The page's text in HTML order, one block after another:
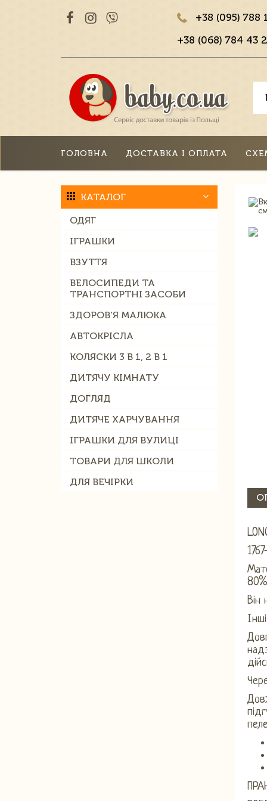
+38 (095) 788
+38 (068) 784 43
ГОЛОВНА ДОСТАВКА І ОПЛАТА
КАТАЛОГ
ОДЯГ
ІГРАШКИ
ВЗУТТЯ
ВЕЛОСИПЕДИ ТА
ТРАНСПОРТНІ ЗАСОБИ
ЗДОРОВ'Я МАЛЮКА
АВТОКРІСЛА
КОЛЯСКИ 3 В 1, 2 В 1
ДИТЯЧУ КІМНАТУ
ДОГЛЯД
ДИТЯЧЕ ХАРЧУВАННЯ
ІГРАШКИ ДЛЯ ВУЛИЦІ
ТОВАРИ ДЛЯ ШКОЛИ
ДЛЯ ВЕЧІРКИ
Він